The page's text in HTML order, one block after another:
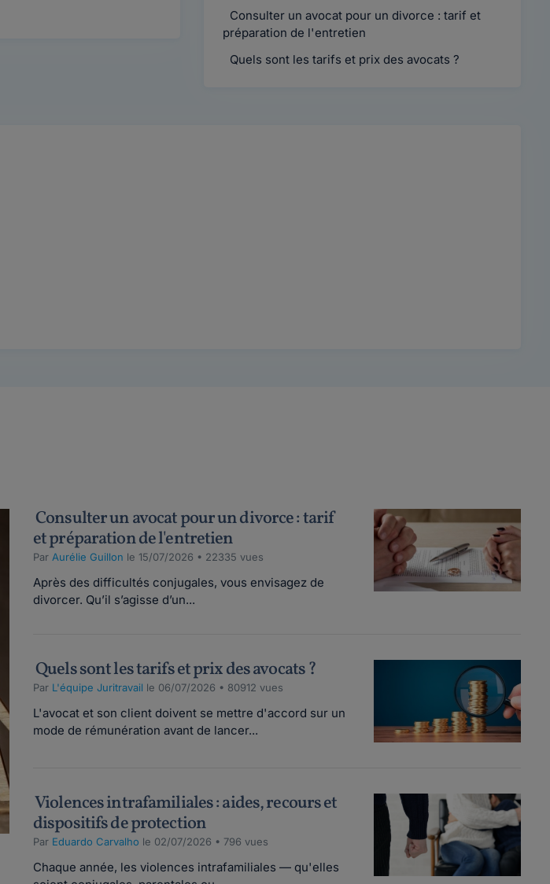
Consulter un avocat pour un divorce : tarif et
préparation de l'entretien
Quels sont les tarifs et prix des avocats ?
Consulter un avocat pour un divorce : tarif
et préparation de l'entretien
Par Aurélie Guillon le 15/07/2026 • 22335 vues
Après des difficultés conjugales, vous envisagez de
divorcer. Qu’il s’agisse d’un...
Quels sont les tarifs et prix des avocats ?
Par L'équipe Juritravail le 06/07/2026 • 80912 vues
L'avocat et son client doivent se mettre d'accord sur un
mode de rémunération avant de lancer...
Violences intrafamiliales : aides, recours et
dispositifs de protection
Par Eduardo Carvalho le 02/07/2026 • 796 vues
Chaque année, les violences intrafamiliales — qu'elles